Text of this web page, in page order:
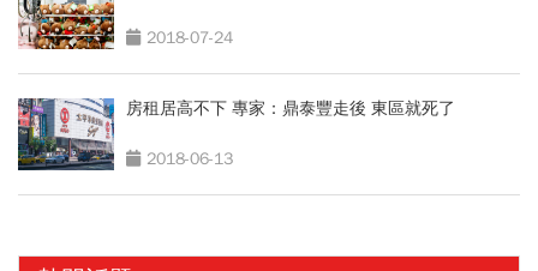
2018-07-24
房租居高不下 專家：鼎泰豐走後 東區就死了
2018-06-13